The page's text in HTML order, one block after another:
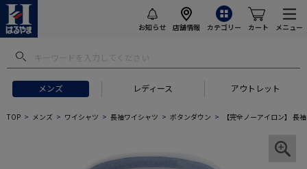
お知らせ 店舗情報 カテゴリー カート メニュー
メンズ レディース アウトレット
TOP メンズ ワイシャツ 長袖ワイシャツ ボタンダウン 【完全ノーアイロン】 長